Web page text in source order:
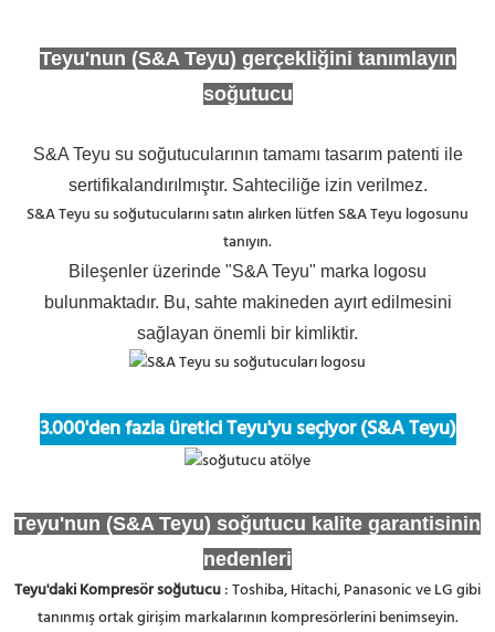
Teyu'nun (S&A Teyu) gerçekliğini tanımlayın
soğutucu
S&A Teyu su soğutucularının tamamı tasarım patenti ile
sertifikalandırılmıştır. Sahteciliğe izin verilmez.
S&A Teyu su soğutucularını satın alırken lütfen S&A Teyu logosunu
tanıyın.
Bileşenler üzerinde "S&A Teyu" marka logosu
bulunmaktadır. Bu, sahte makineden ayırt edilmesini
sağlayan önemli bir kimliktir.
3.000'den fazla üretici Teyu'yu seçiyor (S&A Teyu)
Teyu'nun (S&A Teyu) soğutucu kalite garantisinin
nedenleri
Teyu'daki Kompresör soğutucu: Toshiba, Hitachi, Panasonic ve LG gibi
tanınmış ortak girişim markalarının kompresörlerini benimseyin.